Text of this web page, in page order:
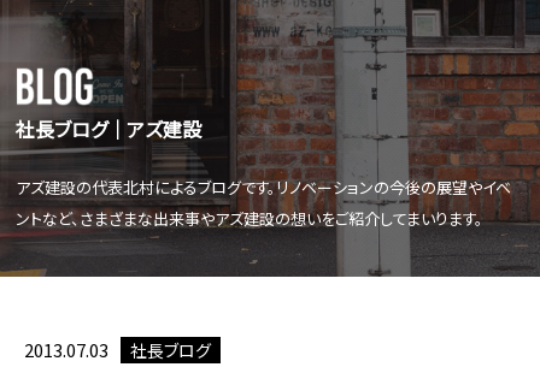
社長ブログ│アズ建設
アズ建設の代表北村によるブログです。リノベーションの今後の展望やイベ
ントなど、さまざまな出来事やアズ建設の想いをご紹介してまいります。
2013.07.03 社長ブログ